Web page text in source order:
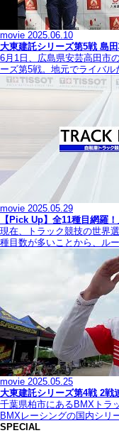
movie 2025.06.10
大東建託シリーズ第5戦 島
6月1日、広島県安芸高田市
ーズ第5戦。地元でライバル
movie 2025.05.29
【Pick Up】全11種目網羅
現在、トラック競技の世界
種目数が多いことから、ル
movie 2025.05.25
大東建託シリーズ第4戦 2戦
千葉県柏市にあるBMXトラ
BMXレーシングの国内シリ
SPECIAL